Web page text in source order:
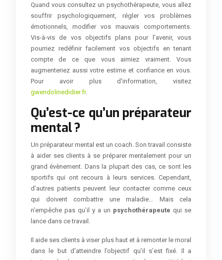
Quand vous consultez un psychothérapeute, vous allez
souffrir psychologiquement, régler vos problèmes
émotionnels, modifier vos mauvais comportements.
Vis-à-vis de vos objectifs plans pour l’avenir, vous
pourriez redéfinir facilement vos objectifs en tenant
compte de ce que vous aimiez vraiment. Vous
augmenteriez aussi votre estime et confiance en vous.
Pour avoir plus d’information, visitez
gwendolinedidier.fr.
Qu’est-ce qu’un préparateur
mental ?
Un préparateur mental est un coach. Son travail consiste
à aider ses clients à se préparer mentalement pour un
grand évènement. Dans la plupart des cas, ce sont les
sportifs qui ont recours à leurs services. Cependant,
d’autres patients peuvent leur contacter comme ceux
qui doivent combattre une maladie… Mais cela
n’empêche pas qu’il y a un psychothérapeute qui se
lance dans ce travail.
Il aide ses clients à viser plus haut et à remonter le moral
dans le but d’atteindre l’objectif qu’il s’est fixé. Il a